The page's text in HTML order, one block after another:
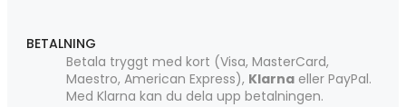
BETALNING
Betala tryggt med kort (Visa, MasterCard,
Maestro, American Express), Klarna eller PayPal.
Med Klarna kan du dela upp betalningen.